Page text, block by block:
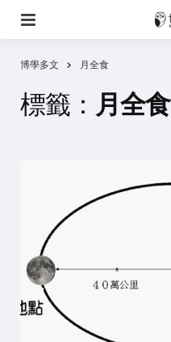
博學多文 月全食
標籤： 月全食